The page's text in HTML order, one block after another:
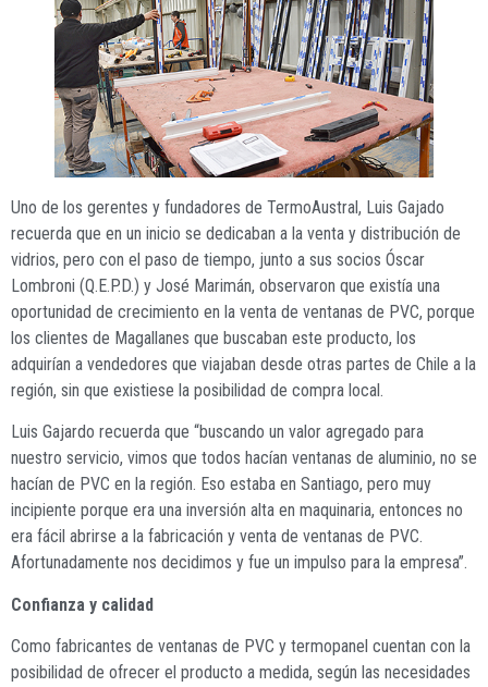
Uno de los gerentes y fundadores de TermoAustral, Luis Gajado
recuerda que en un inicio se dedicaban a la venta y distribución de
vidrios, pero con el paso de tiempo, junto a sus socios Óscar
Lombroni (Q.E.P.D.) y José Marimán, observaron que existía una
oportunidad de crecimiento en la venta de ventanas de PVC, porque
los clientes de Magallanes que buscaban este producto, los
adquirían a vendedores que viajaban desde otras partes de Chile a la
región, sin que existiese la posibilidad de compra local.
Luis Gajardo recuerda que “buscando un valor agregado para
nuestro servicio, vimos que todos hacían ventanas de aluminio, no se
hacían de PVC en la región. Eso estaba en Santiago, pero muy
incipiente porque era una inversión alta en maquinaria, entonces no
era fácil abrirse a la fabricación y venta de ventanas de PVC.
Afortunadamente nos decidimos y fue un impulso para la empresa”.
Confianza y calidad
Como fabricantes de ventanas de PVC y termopanel cuentan con la
posibilidad de ofrecer el producto a medida, según las necesidades